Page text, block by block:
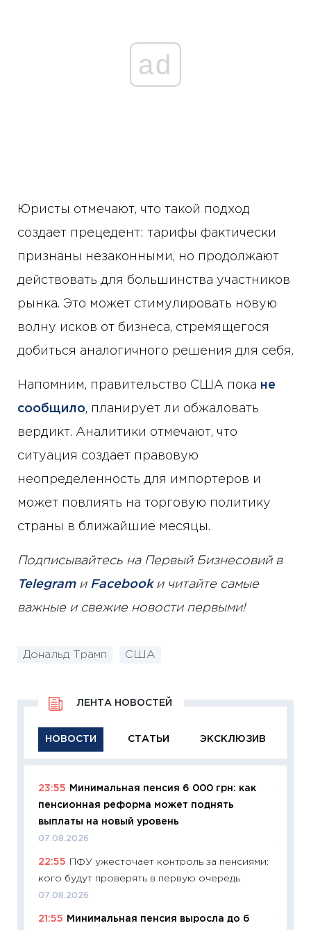
ad
Юристы отмечают, что такой подход
создает прецедент: тарифы фактически
признаны незаконными, но продолжают
действовать для большинства участников
рынка. Это может стимулировать новую
волну исков от бизнеса, стремящегося
добиться аналогичного решения для себя.
Напомним, правительство США пока не
сообщило, планирует ли обжаловать
вердикт. Аналитики отмечают, что
ситуация создает правовую
неопределенность для импортеров и
может повлиять на торговую политику
страны в ближайшие месяцы.
Подписывайтесь на Первый Бизнесовий в
Telegramи Facebookи читайте самые
важные и свежие новости первыми!
Дональд Трамп США
НОВОСТИ СТАТЬИ ЭКСКЛЮЗИВ
ЛЕНТА НОВОСТЕЙ
23:55
Минимальная пенсия 6 000 грн: как
пенсионная реформа может поднять
выплаты на новый уровень
07.08.2026
22:55
ПФУ ужесточает контроль за пенсиями:
кого будут проверять в первую очередь
07.08.2026
21:55 Минимальная пенсия выросла до 6